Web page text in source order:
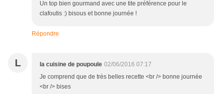
Un top bien gourmand avec une tite préférence pour le
clafoutis :) bisous et bonne journée !
Répondre
L la cuisine de poupoule 02/06/2016 07:17
Je comprend que de très belles recette <br /> bonne journée
<br /> bises